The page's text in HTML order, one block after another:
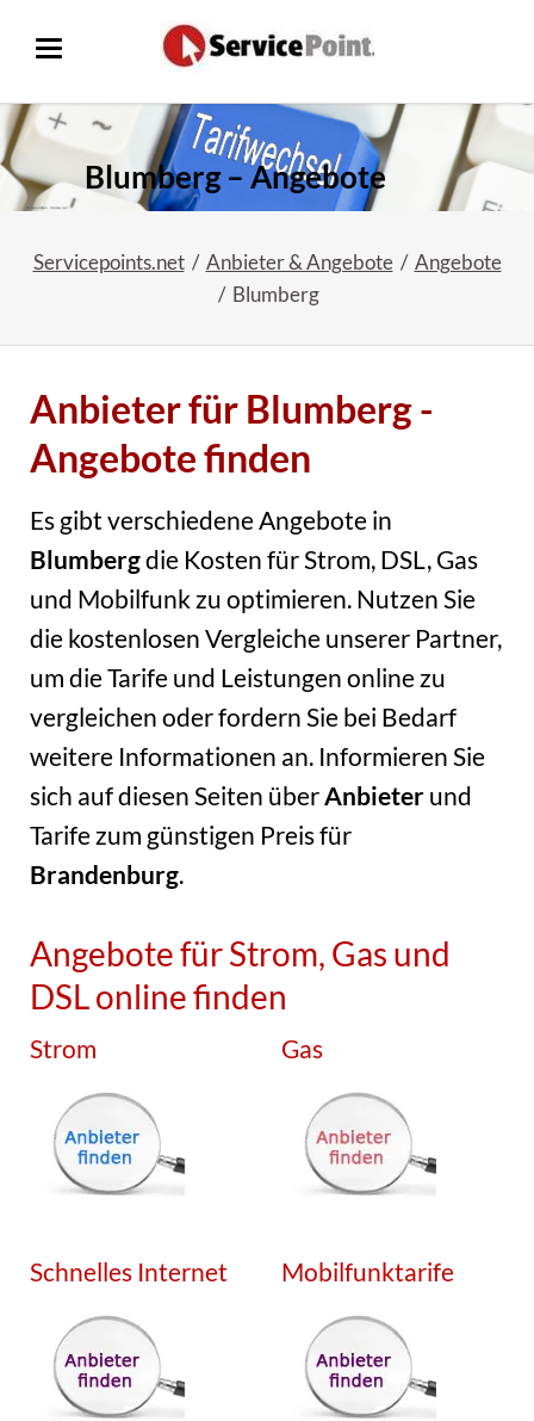
Blumberg – Angebote
Servicepoints.net Anbieter & Angebote
Angebote
Blumberg
Anbieter für Blumberg -
Angebote finden
Es gibt verschiedene Angebote in
Blumbergdie Kosten für Strom, DSL, Gas
und Mobilfunk zu optimieren. Nutzen Sie
die kostenlosen Vergleiche unserer Partner,
um die Tarife und Leistungen online zu
vergleichen oder fordern Sie bei Bedarf
weitere Informationen an. Informieren Sie
sich auf diesen Seiten überAnbieterund
Tarife zum günstigen Preis für
Brandenburg.
Angebote für Strom, Gas und
DSL online finden
Strom Gas
Schnelles Internet Mobilfunktarife